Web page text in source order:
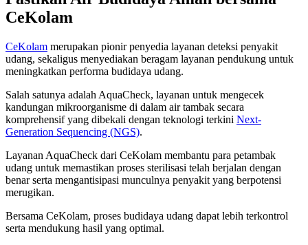
CeKolam
CeKolam merupakan pionir penyedia layanan deteksi penyakit
udang, sekaligus menyediakan beragam layanan pendukung untuk
meningkatkan performa budidaya udang.
Salah satunya adalah AquaCheck, layanan untuk mengecek
kandungan mikroorganisme di dalam air tambak secara
komprehensif yang dibekali dengan teknologi terkini Next-
Generation Sequencing (NGS).
Layanan AquaCheck dari CeKolam membantu para petambak
udang untuk memastikan proses sterilisasi telah berjalan dengan
benar serta mengantisipasi munculnya penyakit yang berpotensi
merugikan.
Bersama CeKolam, proses budidaya udang dapat lebih terkontrol
serta mendukung hasil yang optimal.